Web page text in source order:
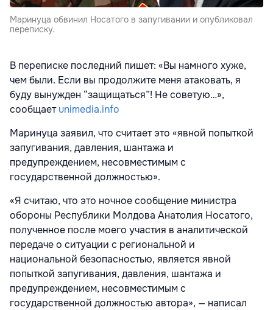
Маринуца обвинил Носатого в запугивании и опубликовал
переписку.
В переписке последний пишет: «Вы намного хуже,
чем были. Если вы продолжите меня атаковать, я
буду вынужден “защищаться”! Не советую…»,
сообщаетunimedia.info
Маринуца заявил, что считает это «явной попыткой
запугивания, давления, шантажа и
предупреждением, несовместимым с
государственной должностью».
«Я считаю, что это ночное сообщение министра
обороны Республики Молдова Анатолия Носатого,
полученное после моего участия в аналитической
передаче о ситуации с региональной и
национальной безопасностью, является явной
попыткой запугивания, давления, шантажа и
предупреждением, несовместимым с
государственной должностью автора», — написал